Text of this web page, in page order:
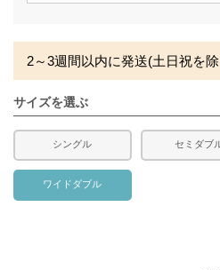
2～3週間以内に発送(土日祝を
サイズを選ぶ
シングル セミダブ
ワイドダブル